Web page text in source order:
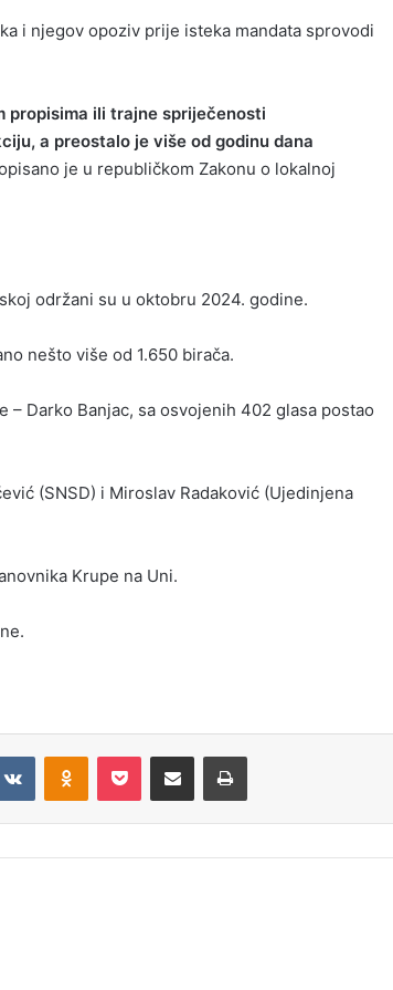
i njegov opoziv prije isteka mandata sprovodi
propisima ili trajne spriječenosti
a preostalo je više od godinu dana
je u republičkom Zakonu o lokalnoj
održani su u oktobru 2024. godine.
nešto više od 1.650 birača.
Darko Banjac, sa osvojenih 402 glasa postao
(SNSD) i Miroslav Radaković (Ujedinjena
Krupe na Uni.